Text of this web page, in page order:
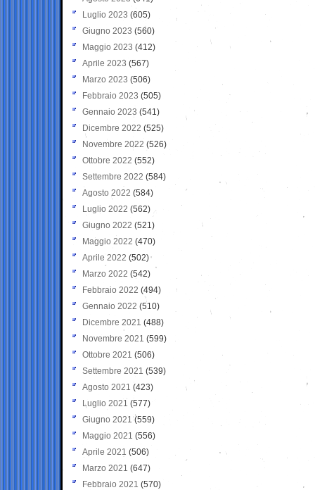
Luglio 2023 (605)
Giugno 2023 (560)
Maggio 2023 (412)
Aprile 2023 (567)
Marzo 2023 (506)
Febbraio 2023 (505)
Gennaio 2023 (541)
Dicembre 2022 (525)
Novembre 2022 (526)
Ottobre 2022 (552)
Settembre 2022 (584)
Agosto 2022 (584)
Luglio 2022 (562)
Giugno 2022 (521)
Maggio 2022 (470)
Aprile 2022 (502)
Marzo 2022 (542)
Febbraio 2022 (494)
Gennaio 2022 (510)
Dicembre 2021 (488)
Novembre 2021 (599)
Ottobre 2021 (506)
Settembre 2021 (539)
Agosto 2021 (423)
Luglio 2021 (577)
Giugno 2021(559)
Maggio 2021 (556)
Aprile 2021 (506)
Marzo 2021 (647)
Febbraio 2021 (570)